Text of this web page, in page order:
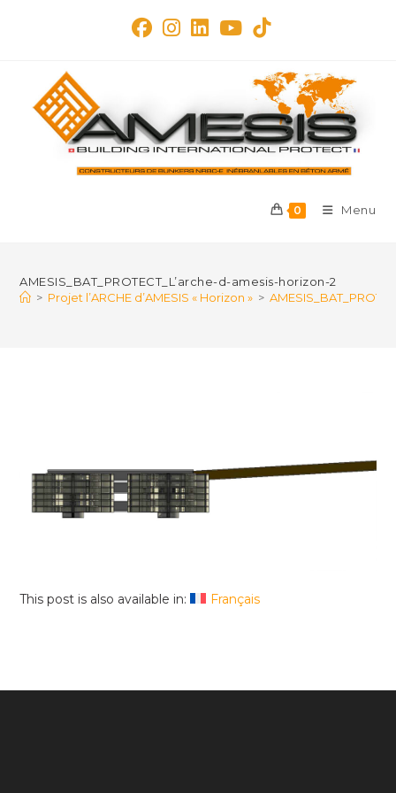
0 Menu
AMESIS_BAT_PROTECT_L’arche-d-amesis-horizon-2
> Projet l’ARCHE d’AMESIS « Horizon » >
This post is also available in: Français